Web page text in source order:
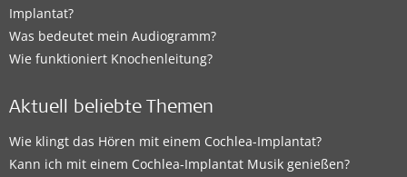
Implantat?
Was bedeutet mein Audiogramm?
Wie funktioniert Knochenleitung?
Aktuell beliebte Themen
Wie klingt das Hören mit einem Cochlea-Implantat?
Kann ich mit einem Cochlea-Implantat Musik genießen?